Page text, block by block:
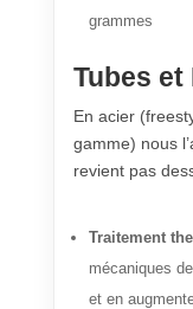
grammes
Tubes et
En acier
gamme) nous
revient pas
Traitement
mécaniques
et en